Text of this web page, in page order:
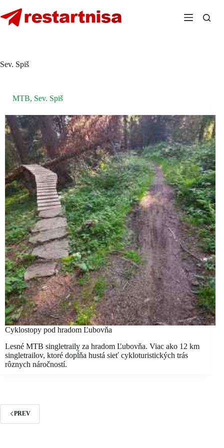
to
content
Sev. Spiš
MTB, Sev. Spiš
Cyklostopy pod hradom Ľubovňa
Lesné MTB singletraily za hradom Ľubovňa. Viac ako 12 km
singletrailov, ktoré dopĺňa hustá sieť cykloturistických trás
rôznych náročností.
PREV